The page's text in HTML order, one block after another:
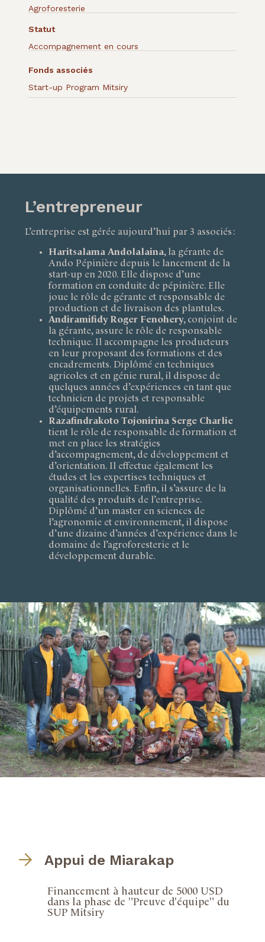
Agroforesterie
Statut
Accompagnement en cours
Fonds associés
Start-up Program Mitsiry
L’entrepreneur
L’entreprise est gérée aujourd’hui par 3 associés :
Haritsalama Andolalaina, la gérante de
Ando Pépinière depuis le lancement de la
start-up en 2020. Elle dispose d’une
formation en conduite de pépinière. Elle
joue le rôle de gérante et responsable de
production et de livraison des plantules.
Andiramifidy Roger Fenohery, conjoint de
la gérante, assure le rôle de responsable
technique. Il accompagne les producteurs
en leur proposant des formations et des
encadrements. Diplômé en techniques
agricoles et en génie rural, il dispose de
quelques années d’expériences en tant que
technicien de projets et responsable
d’équipements rural.
Razafindrakoto Tojonirina Serge Charlie
tient le rôle de responsable de formation et
met en place les stratégies
d’accompagnement, de développement et
d’orientation. Il effectue également les
études et les expertises techniques et
organisationnelles. Enfin, il s’assure de la
qualité des produits de l’entreprise.
Diplômé d’un master en sciences de
l’agronomie et environnement, il dispose
d’une dizaine d’années d’expérience dans le
domaine de l’agroforesterie et le
développement durable.
Appui de Miarakap
Financement à hauteur de 5000 USD
dans la phase de "Preuve d'équipe" du
SUP Mitsiry